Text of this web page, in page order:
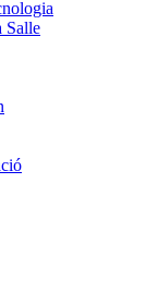
Salle